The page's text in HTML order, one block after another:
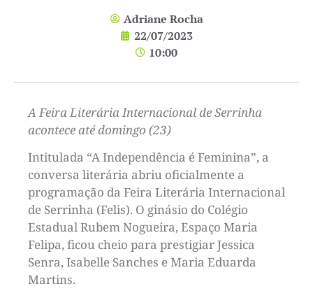
Adriane Rocha
22/07/2023
10:00
A Feira Literária Internacional de Serrinha
acontece até domingo (23)
Intitulada “A Independência é Feminina”, a
conversa literária abriu oficialmente a
programação da Feira Literária Internacional
de Serrinha (Felis). O ginásio do Colégio
Estadual Rubem Nogueira, Espaço Maria
Felipa, ficou cheio para prestigiar Jessica
Senra, Isabelle Sanches e Maria Eduarda
Martins.